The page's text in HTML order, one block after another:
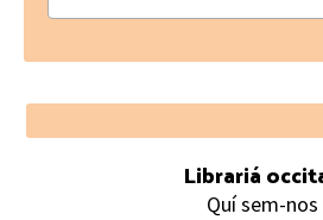
Footer
Librariá
Quí sem-nos